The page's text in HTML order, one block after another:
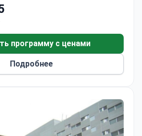
помощь примерно
из стран СНГ, Европы и
также из США, Канады и
программу с ценами
Подробнее